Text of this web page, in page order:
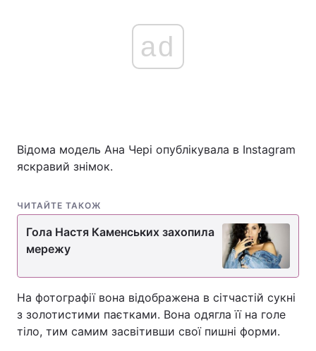
ad
Відома модель Ана Чері опублікувала в Instagram
яскравий знімок.
ЧИТАЙТЕ ТАКОЖ
Гола Настя Каменських захопила
мережу
На фотографії вона відображена в сітчастій сукні
з золотистими паєтками. Вона одягла її на голе
тіло, тим самим засвітивши свої пишні форми.